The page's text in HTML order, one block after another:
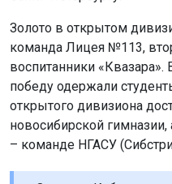
Сезон 2026/27 включит
турниров с общим
миллионов рублей.
соревноваться, но и
ГТО и участвовать в
Напомним: работников